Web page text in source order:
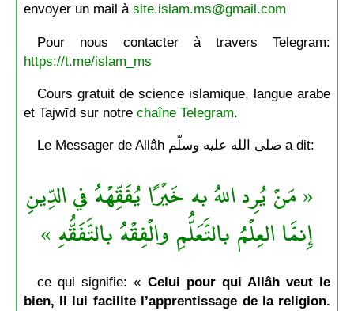
envoyer un mail à site.islam.ms@gmail.com
Pour nous contacter à travers Telegram:
https://t.me/islam_ms
Cours gratuit de science islamique, langue arabe
et Tajwīd sur notre chaîne Telegram.
Le Messager de Allâh صلى الله عليه وسلّم a dit:
« مَنْ يُرِد اللهُ به خَيْرًا يُفَقِّهْهُ في الدِّينِ
إِنمَّا العِلْمُ بالتَّعَلُّمِ والْفِقْهُ بالتَّفَقُّهِ »
ce qui signifie: « Celui pour qui Allâh veut le
bien, Il lui facilite l’apprentissage de la religion.